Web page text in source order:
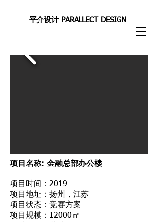
平介设计 PARALLECT DESIGN
项目名称: 金融总部办公楼
项目时间：2019
项目地址：扬州，江苏
项目状态：竞赛方案
项目规模：12000㎡